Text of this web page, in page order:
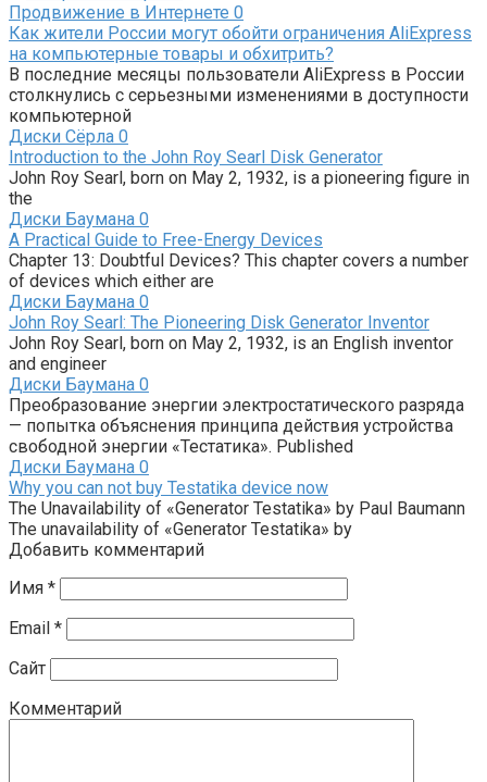
Продвижение в Интернете 0
Как жители России могут обойти ограничения AliExpress
на компьютерные товары и обхитрить?
В последние месяцы пользователи AliExpress в России
столкнулись с серьезными изменениями в доступности
компьютерной
Диски Сёрла 0
Introduction to the John Roy Searl Disk Generator
John Roy Searl, born on May 2, 1932, is a pioneering figure in
the
Диски Баумана 0
A Practical Guide to Free-Energy Devices
Chapter 13: Doubtful Devices? This chapter covers a number
of devices which either are
Диски Баумана 0
John Roy Searl: The Pioneering Disk Generator Inventor
John Roy Searl, born on May 2, 1932, is an English inventor
and engineer
Диски Баумана 0
Преобразование энергии электростатического разряда
— попытка объяснения принципа действия устройства
свободной энергии «Тестатика». Published
Диски Баумана 0
Why you can not buy Testatika device now
The Unavailability of «Generator Testatika» by Paul Baumann
The unavailability of «Generator Testatika» by
Добавить комментарий
Имя *
Email *
Сайт
Комментарий